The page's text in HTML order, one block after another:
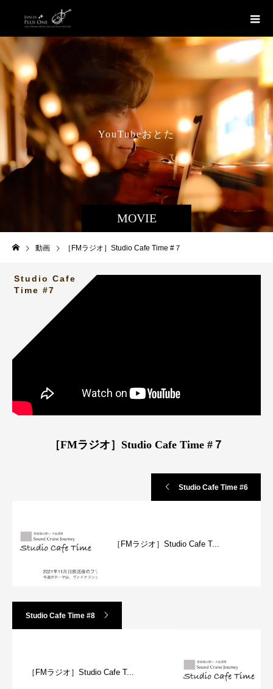
MOVIE
YouTubeおとたび
動画 ［FMラジオ］Studio Cafe Time #７
Studio Cafe
Time #7
［FMラジオ］Studio Cafe Time #７
Studio Cafe Time #6
［FMラジオ］Studio Cafe T...
Studio Cafe Time #8
［FMラジオ］Studio Cafe T...